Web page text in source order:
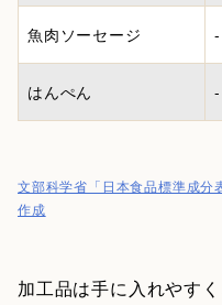
魚肉ソーセージ -
はんぺん -
文部科学省「日本食品標準成
作成
加工品は手に入れやす